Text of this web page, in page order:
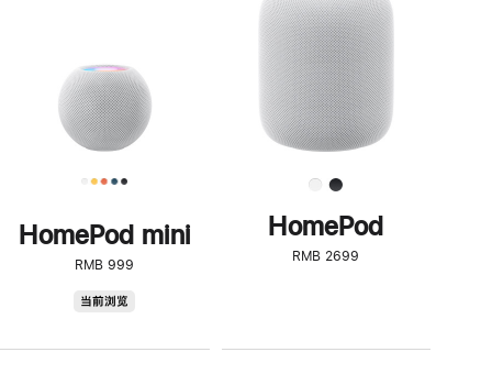
HomePod mini
RMB 999
当前浏览
了
解
HomePod<
HomePod
RMB 2699